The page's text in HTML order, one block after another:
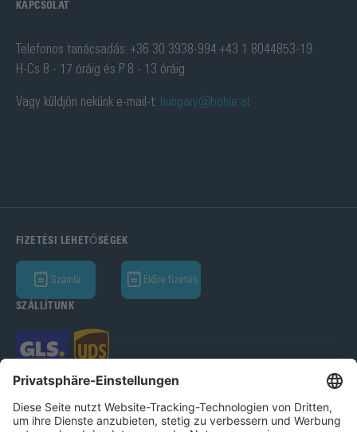
KAPCSOLAT
Telefonos tanácsadás: +36 30 3938-994 +43 1 8044853-19
H-Cs 8 - 17 óráig és P 8 - 13 óráig
Vagy küldjön nekünk e-mail-t: hungary@bohle.at
FIZETÉSI LEHETŐSÉGEK
Számla Előre fizetés
SZÁLLÍTUNK